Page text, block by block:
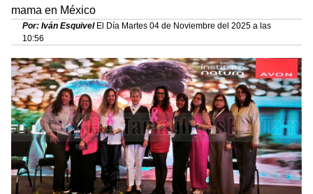
mama en México
Por: Iván EsquivelEl Día Martes 04 de Noviembre del 2025 a las
10:56